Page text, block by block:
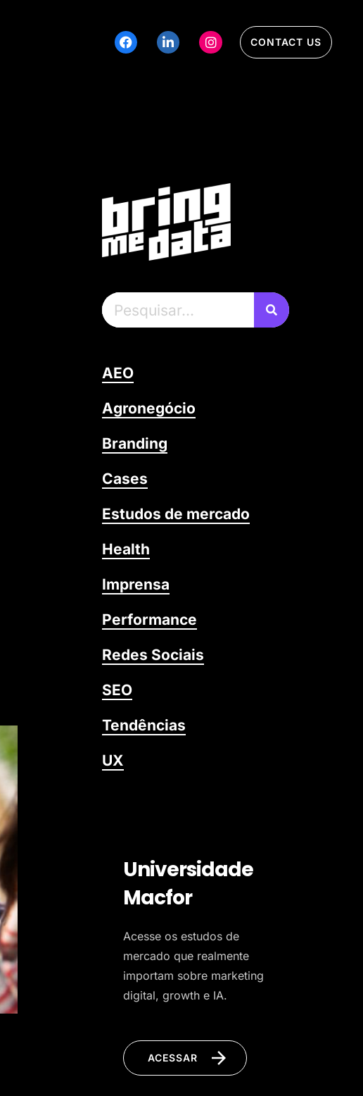
CONTACT US
AEO
Agronegócio
Branding
Cases
Estudos de mercado
Health
Imprensa
Performance
Redes Sociais
SEO
Tendências
UX
Universidade
Macfor
Acesse os estudos de
mercado que realmente
importam sobre marketing
digital, growth e IA.
ACESSAR